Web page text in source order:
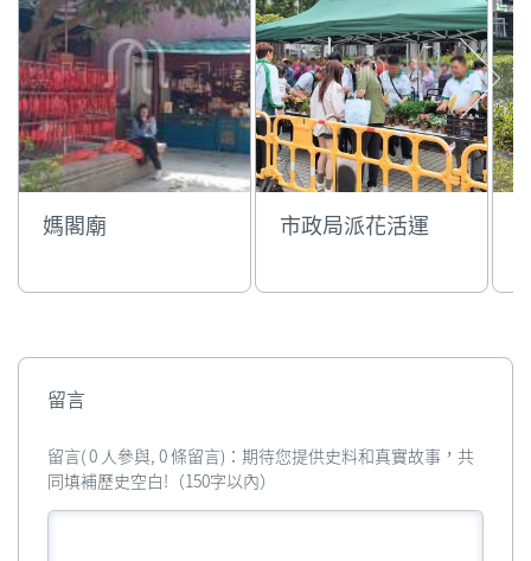
媽閣廟 市政局派花活運
留言
留言( 0 人參與, 0 條留言)：期待您提供史料和真實故事，共
同填補歷史空白!（150字以內）